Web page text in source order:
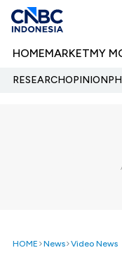
HOMEMARKETMY
RESEARCHOPINION
HOME News Video News